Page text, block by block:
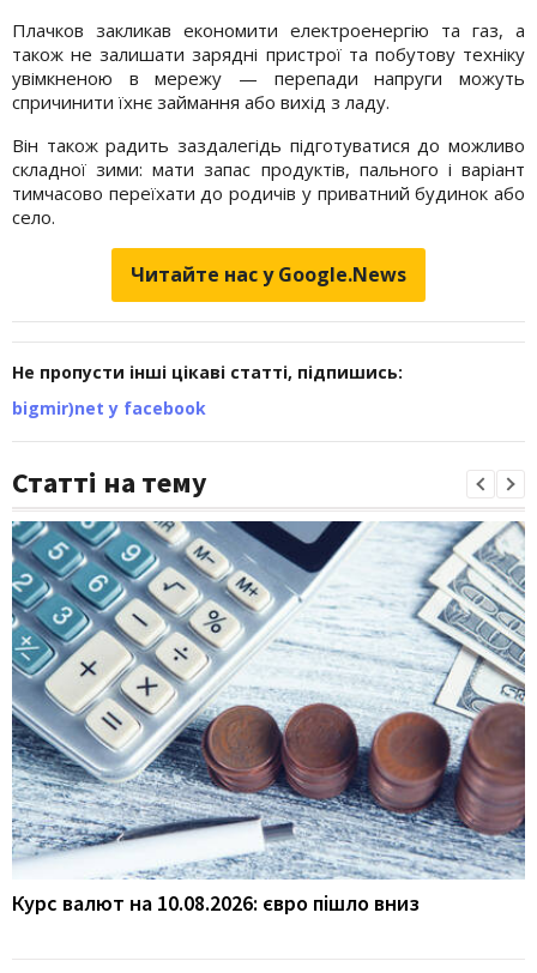
Плачков закликав економити електроенергію та газ, а
також не залишати зарядні пристрої та побутову техніку
увімкненою в мережу — перепади напруги можуть
спричинити їхнє займання або вихід з ладу.
Він також радить заздалегідь підготуватися до можливо
складної зими: мати запас продуктів, пального і варіант
тимчасово переїхати до родичів у приватний будинок або
село.
Читайте нас у Google.News
Не пропусти інші цікаві статті, підпишись:
bigmir)net у facebook
Статті на тему
Курс валют на 10.08.2026: євро пішло вниз